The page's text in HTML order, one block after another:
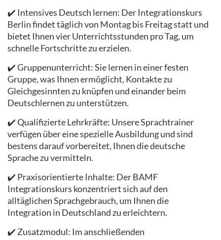
✔️ Intensives Deutsch lernen: Der Integrationskurs
Berlin findet täglich von Montag bis Freitag statt und
bietet Ihnen vier Unterrichtsstunden pro Tag, um
schnelle Fortschritte zu erzielen.
✔️ Gruppenunterricht: Sie lernen in einer festen
Gruppe, was Ihnen ermöglicht, Kontakte zu
Gleichgesinnten zu knüpfen und einander beim
Deutschlernen zu unterstützen.
✔️ Qualifizierte Lehrkräfte: Unsere Sprachtrainer
verfügen über eine spezielle Ausbildung und sind
bestens darauf vorbereitet, Ihnen die deutsche
Sprache zu vermitteln.
✔️ Praxisorientierte Inhalte: Der BAMF
Integrationskurs konzentriert sich auf den
alltäglichen Sprachgebrauch, um Ihnen die
Integration in Deutschland zu erleichtern.
✔️ Zusatzmodul: Im anschließenden